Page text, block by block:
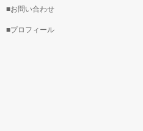
■お問い合わせ
■プロフィール